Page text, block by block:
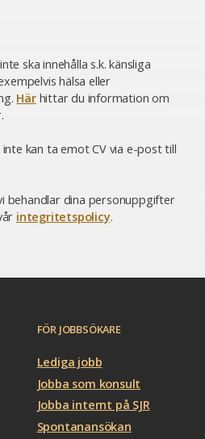
ska innehålla s.k. känsliga
hälsa eller
Härhittar du information om
kan ta emot CV via e-post till
behandlar dina personuppgifter
integritetspolicy.
FÖR JOBBSÖKARE
Lediga jobb
Jobba som konsult
Jobba internt på SJR
Spontanansökan